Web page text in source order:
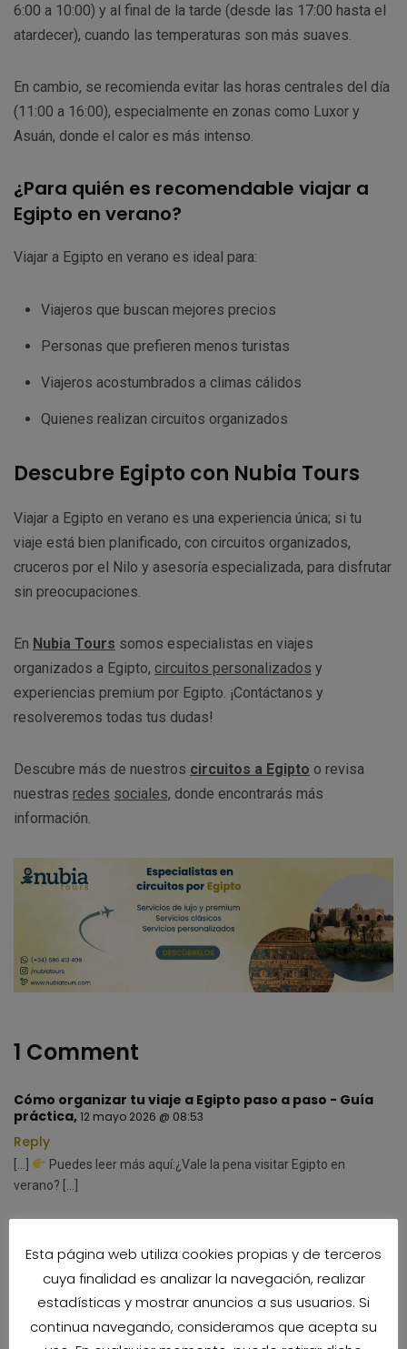
6:00 a 10:00) y al final de la tarde (desde las 17:00 hasta el
atardecer), cuando las temperaturas son más suaves.
En cambio, se recomienda evitar las horas centrales del día
(11:00 a 16:00), especialmente en zonas como Luxor y
Asuán, donde el calor es más intenso.
¿Para quién es recomendable viajar a
Egipto en verano?
Viajar a Egipto en verano es ideal para:
Viajeros que buscan mejores precios
Personas que prefieren menos turistas
Viajeros acostumbrados a climas cálidos
Quienes realizan circuitos organizados
Descubre Egipto con Nubia Tours
Viajar a Egipto en verano es una experiencia única; si tu
viaje está bien planificado, con circuitos organizados,
cruceros por el Nilo y asesoría especializada, para disfrutar
sin preocupaciones.
En Nubia Tours somos especialistas en viajes
organizados a Egipto, circuitos personalizados y
experiencias premium por Egipto. ¡Contáctanos y
resolveremos todas tus dudas!
Descubre más de nuestros circuitos a Egipto o revisa
nuestras redes sociales, donde encontrarás más
información.
1 Comment
Cómo organizar tu viaje a Egipto paso a paso - Guía
práctica,12 mayo 2026 @ 08:53
Reply
[…]
Puedes leer más aquí:¿Vale la pena visitar Egipto en
verano? […]
Deja una respuesta
Esta página web utiliza cookies propias y de terceros
cuya finalidad es analizar la navegación, realizar
estadísticas y mostrar anuncios a sus usuarios. Si
continua navegando, consideramos que acepta su